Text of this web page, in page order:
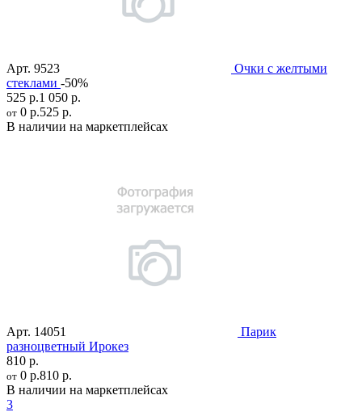
Арт. 9523
Очки с желтыми
стеклами -50%
525 р.1 050 р.
от 0 р.525 р.
В наличии на маркетплейсах
Арт. 14051
Парик
разноцветный Ирокез
810 р.
от 0 р.810 р.
В наличии на маркетплейсах
3